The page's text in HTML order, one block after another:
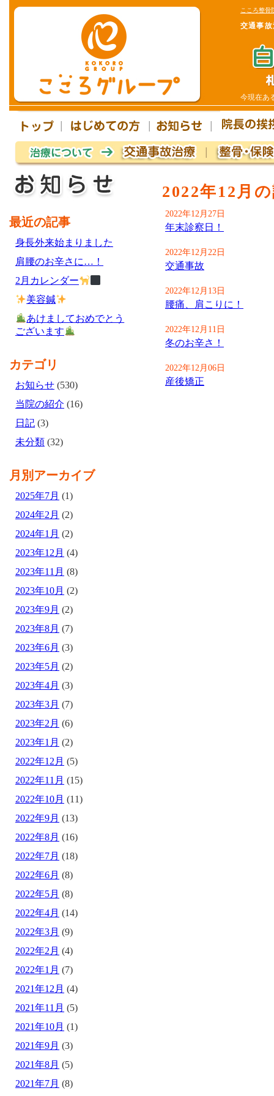
こころ整骨
交通事
今現在あ
2022年12月
2022年12月27日
年末診察日！
2022年12月22日
交通事故
2022年12月13日
腰痛、肩こりに！
2022年12月11日
冬のお辛さ！
2022年12月06日
産後矯正
最近の記事
身長外来始まりました
肩腰のお辛さに…！
2月カレンダー
美容鍼
あけましておめでとう
ございます
カテゴリ
お知らせ (530)
当院の紹介 (16)
日記 (3)
未分類 (32)
月別アーカイブ
2025年7月 (1)
2024年2月 (2)
2024年1月 (2)
2023年12月 (4)
2023年11月 (8)
2023年10月 (2)
2023年9月 (2)
2023年8月 (7)
2023年6月 (3)
2023年5月 (2)
2023年4月 (3)
2023年3月 (7)
2023年2月 (6)
2023年1月 (2)
2022年12月 (5)
2022年11月 (15)
2022年10月 (11)
2022年9月 (13)
2022年8月 (16)
2022年7月 (18)
2022年6月 (8)
2022年5月 (8)
2022年4月 (14)
2022年3月 (9)
2022年2月 (4)
2022年1月 (7)
2021年12月 (4)
2021年11月 (5)
2021年10月 (1)
2021年9月 (3)
2021年8月 (5)
2021年7月 (8)